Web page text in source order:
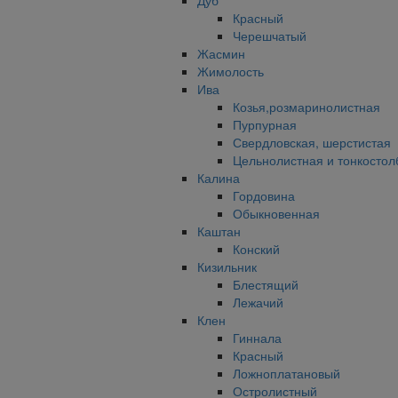
Красный
Черешчатый
Жасмин
Жимолость
Ива
Козья,розмаринолистная
Пурпурная
Свердловская, шерстистая
Цельнолистная и
Калина
Гордовина
Обыкновенная
Каштан
Конский
Кизильник
Блестящий
Лежачий
Клен
Гиннала
Красный
Ложноплатановый
Остролистный